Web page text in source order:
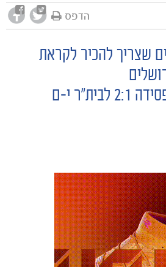
הדפס
שצריך להכיר לקראת
י-ם